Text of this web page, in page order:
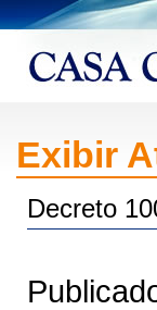
Exibir
Decreto